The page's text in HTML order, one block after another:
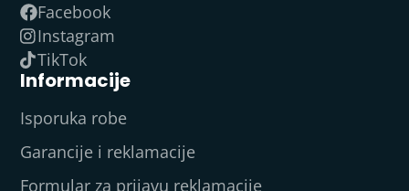
Facebook
Instagram
TikTok
Informacije
Isporuka robe
Garancije i reklamacije
Formular za prijavu reklamacije